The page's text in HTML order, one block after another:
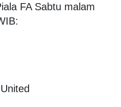
FA Sabtu malam